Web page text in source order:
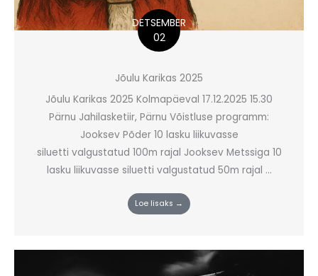
DETSEMBER
02
Jõulu Karikas 2025
Jõulu Karikas 2025 Kolmapäeval 17.12.2025 15.30
Pärnu Jahilasketiir, Pärnu Võistluse programm:
Jooksev Põder 10 lasku liikuvasse
siluetti valgustatud 100m rajal Jooksev Metssiga 10
lasku liikuvasse siluetti valgustatud 50m rajal ...
Loe lisaks →